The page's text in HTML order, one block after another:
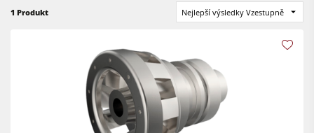
Srovnávací a tloušťkovací frézky
Okružní pily s frézkou
Kombinované dřevoobráběcí stroje
CNC obráběcí centra
Formátovací pily
Tloušťkovací a srovnávcí frézky
Spodní frézky
1 Produkt Nejlepší výsledky Vzestupně